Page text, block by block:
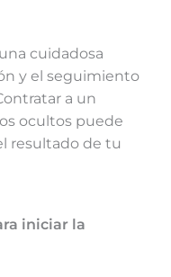
cuidadosa
y el seguimiento
a un
ocultos puede
resultado de tu
iniciar la